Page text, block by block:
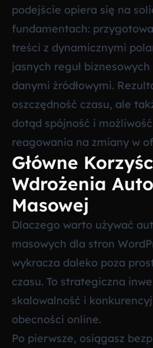
podejście opiera się na
fundamentach:
treści z dynamicznymi
jasnych reguł
danymi źródłowymi.
oszczędność czasu, ale
dotąd spójność i
reagowania na zmiany w
Główne
Wdrożenia
Masowej
Dlaczego warto używać
masowych dla stron
wykracza daleko poza
czasu. To strategiczna
skalowalność i
obecności online.
Po pierwsze, osiągasz